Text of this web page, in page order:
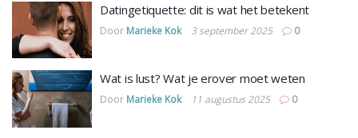
Datingetiquette: dit is wat het betekent
Door Marieke Kok 3 september 2025 0
Wat is lust? Wat je erover moet weten
Door Marieke Kok 11 augustus 2025 0